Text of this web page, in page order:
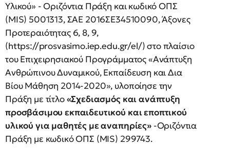
Υλικού» - Οριζόντια Πράξη και κωδικό ΟΠΣ
(MIS) 5001313, ΣΑΕ 2016ΣΕ34510090, Άξονες
Προτεραιότητας 6, 8, 9,
(https://prosvasimo.iep.edu.gr/el/) στο πλαίσιο
του Επιχειρησιακού Προγράμματος «Ανάπτυξη
Ανθρώπινου Δυναμικού, Εκπαίδευση και Δια
Βίου Μάθηση 2014-2020», υλοποίησε την
Πράξη με τίτλο«Σχεδιασμός και ανάπτυξη
προσβάσιμου εκπαιδευτικού και εποπτικού
υλικού για μαθητές με αναπηρίες»-Οριζόντια
Πράξη με κωδικό ΟΠΣ (MIS) 299743.